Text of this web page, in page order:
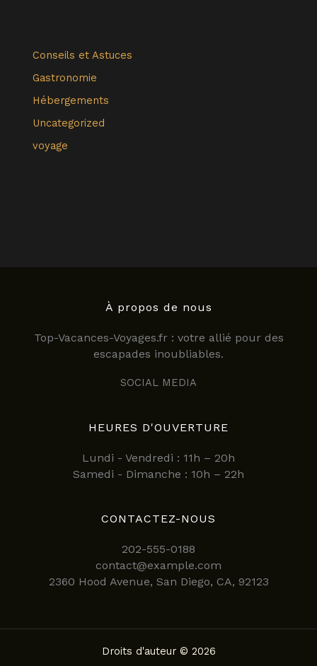
Conseils et Astuces
Gastronomie
Hébergements
Uncategorized
voyage
À propos de nous
Top-Vacances-Voyages.fr : votre allié pour des
escapades inoubliables.
SOCIAL MEDIA
HEURES D'OUVERTURE
Lundi - Vendredi : 11h – 20h
Samedi - Dimanche : 10h – 22h
CONTACTEZ-NOUS
202-555-0188
contact@example.com
2360 Hood Avenue, San Diego, CA, 92123
Droits d'auteur © 2026